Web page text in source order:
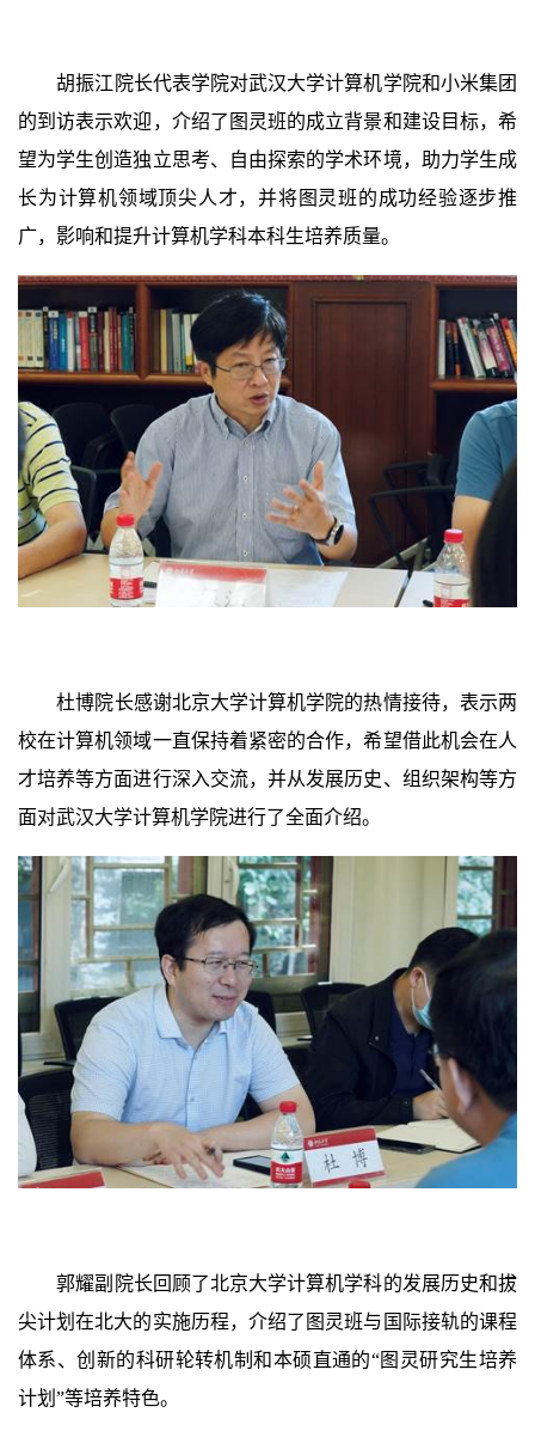
胡振江院长代表学院对武汉大学计算机学院和小米集团
的到访表示欢迎，介绍了图灵班的成立背景和建设目标，希
望为学生创造独立思考、自由探索的学术环境，助力学生成
长为计算机领域顶尖人才，并将图灵班的成功经验逐步推
广，影响和提升计算机学科本科生培养质量。
杜博院长感谢北京大学计算机学院的热情接待，表示两
校在计算机领域一直保持着紧密的合作，希望借此机会在人
才培养等方面进行深入交流，并从发展历史、组织架构等方
面对武汉大学计算机学院进行了全面介绍。
郭耀副院长回顾了北京大学计算机学科的发展历史和拔
尖计划在北大的实施历程，介绍了图灵班与国际接轨的课程
体系、创新的科研轮转机制和本硕直通的“图灵研究生培养
计划”等培养特色。